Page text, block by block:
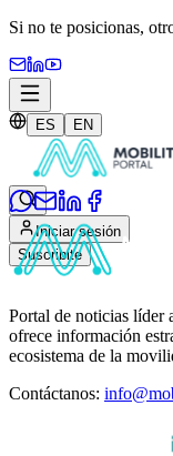
Si no te posicionas,
ES EN
Iniciar sesión
Suscribite
Portal de noticias líder
ofrece información
ecosistema de la
Contáctanos: